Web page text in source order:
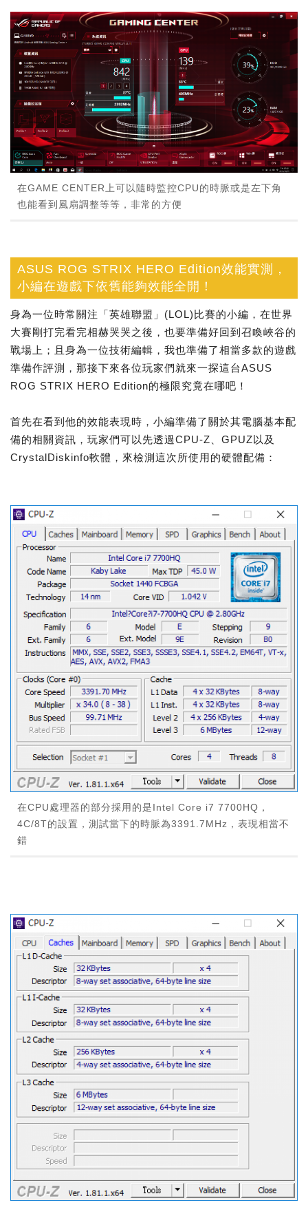
在GAME CENTER上可以隨時監控CPU的時脈或是左下角
也能看到風扇調整等等，非常的方便
ASUS ROG STRIX HERO Edition效能實測，
小編在遊戲下依舊能夠效能全開！
身為一位時常關注「英雄聯盟」(LOL)比賽的小編，在世界
大賽剛打完看完相赫哭哭之後，也要準備好回到召喚峽谷的
戰場上；且身為一位技術編輯，我也準備了相當多款的遊戲
準備作評測，那接下來各位玩家們就來一探這台ASUS
ROG STRIX HERO Edition的極限究竟在哪吧！
首先在看到他的效能表現時，小編準備了關於其電腦基本配
備的相關資訊，玩家們可以先透過CPU-Z、GPUZ以及
CrystalDiskinfo軟體，來檢測這次所使用的硬體配備：
在CPU處理器的部分採用的是Intel Core i7 7700HQ，
4C/8T的設置，測試當下的時脈為3391.7MHz，表現相當不
錯